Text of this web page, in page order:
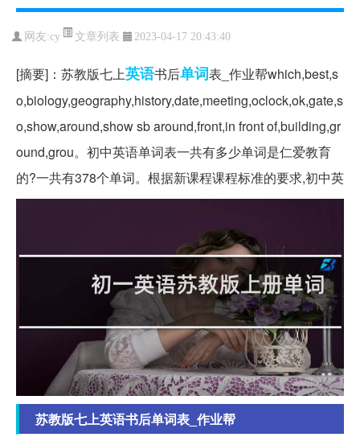
网友:cy 文章列表 2023-04-17 20:43:40
[摘要]：苏教版七上英语书后单词表_作业帮which,best,s
o,biology,geography,history,date,meeting,oclock,ok,gate,s
o,show,around,show sb around,front,in front of,building,gr
ound,grou。初中英语单词表一共有多少单词是仁爱教育
的?一共有378个单词。根据新课程课程标准的要求,初中英
苏教版七上英语书后单词表_作业帮